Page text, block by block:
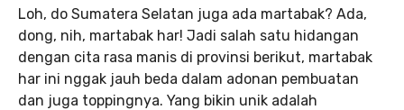
Loh, do Sumatera Selatan juga ada martabak? Ada,
dong, nih, martabak har! Jadi salah satu hidangan
dengan cita rasa manis di provinsi berikut, martabak
har ini nggak jauh beda dalam adonan pembuatan
dan juga toppingnya. Yang bikin unik adalah